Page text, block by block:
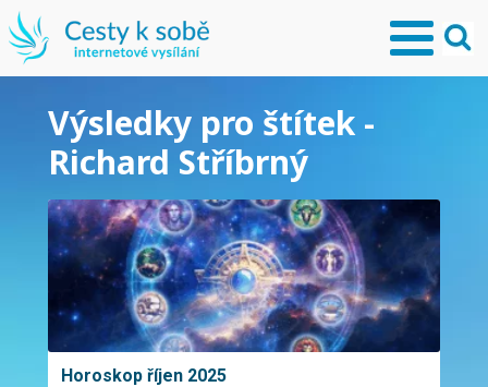
Výsledky pro štítek -
Richard Stříbrný
Horoskop říjen 2025